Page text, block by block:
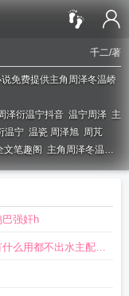
千二/著
免费提供主角周泽冬温峤
泽衍温宁抖音 温宁周泽 主
温宁 温瓷 周泽旭 周芃
文笔趣阁 主角周泽冬温峤
的周泽周景温言周泽盛温
强奸h
么用都不出水主配角